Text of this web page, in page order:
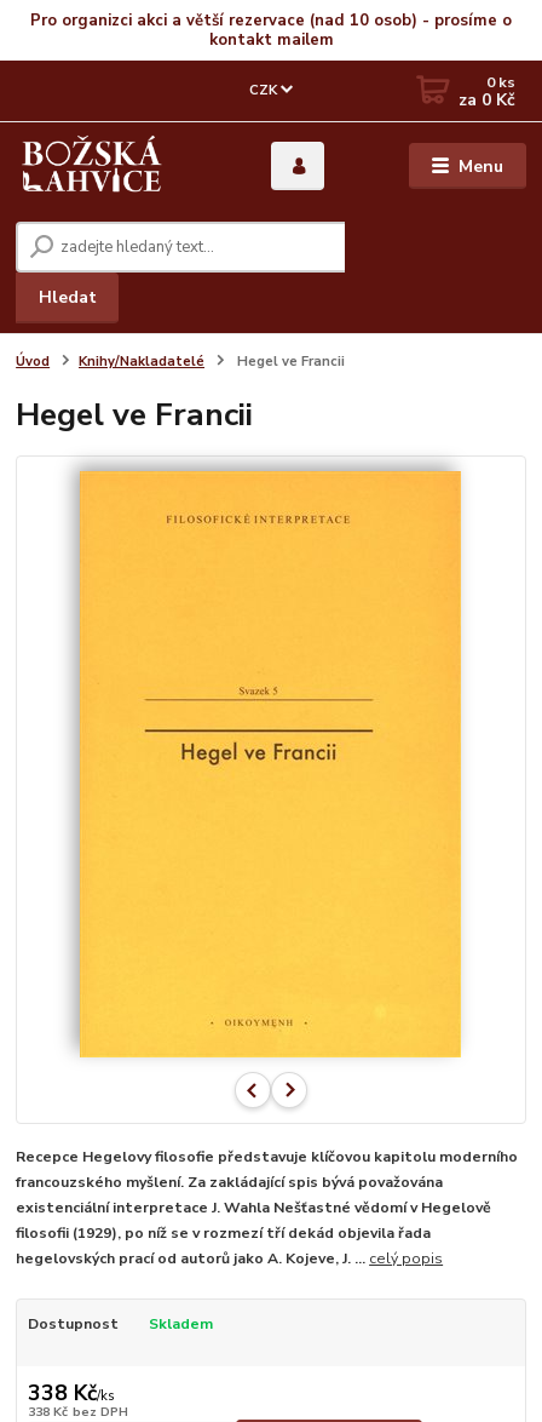
Pro organizci akci a větší rezervace (nad 10 osob) - prosíme o
kontakt mailem
Menu
CZK
Hledat
0ks
za 0 Kč
Úvod Knihy/Nakladatelé Hegel ve Francii
Hegel ve Francii
Recepce Hegelovy filosofie představuje klíčovou kapitolu moderního
francouzského myšlení. Za zakládající spis bývá považována
existenciální interpretace J. Wahla Nešťastné vědomí v Hegelově
filosofii (1929), po níž se v rozmezí tří dekád objevila řada
hegelovských prací od autorů jako A. Kojeve, J. ... celý popis
Dostupnost Skladem
338 Kč/ks
338 Kč bez DPH